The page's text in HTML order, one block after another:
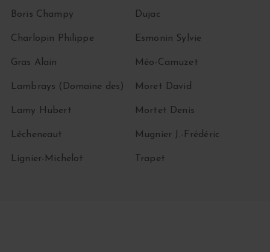
Boris Champy
Charlopin Philippe
Dujac
Esmonin Sylvie
Gras Alain
Lambrays (Domaine des)
Lamy Hubert
Lécheneaut
Lignier-Michelot
Méo-Camuzet
Moret David
Mortet Denis
Mugnier J.-Frédéric
Trapet